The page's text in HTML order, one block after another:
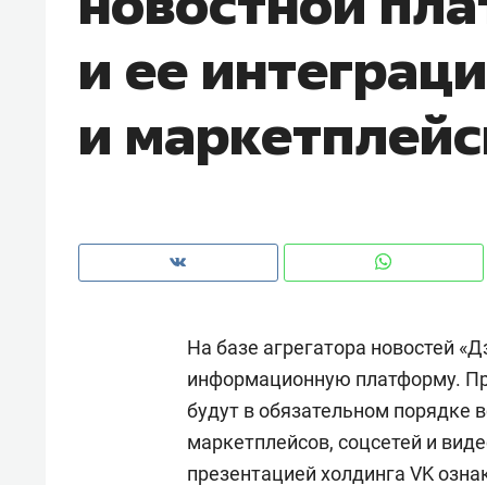
и ее
и
На базе агрегатора новостей
информационную платформу.
будут в обязательном порядке
маркетплейсов, соцсетей и
презентацией холдинга VK
чем интересен Оман?
Рекомендуем
Оставить шум за волной: как
строят тишину в казанском
ЖК «Заря»
когда
свою